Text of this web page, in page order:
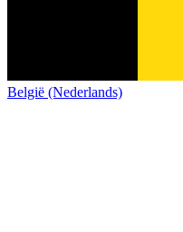
België (Nederlands)